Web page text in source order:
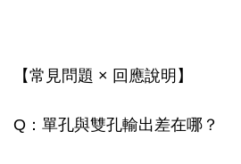
【常見問題 × 回應說明】
Q：單孔與雙孔輸出差在哪？